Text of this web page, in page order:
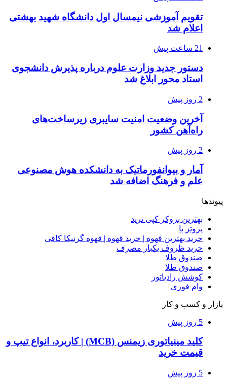
تقویم آموزشی نیمسال اول دانشگاه شهید بهشتی
اعلام شد
21 ساعت پیش
دستور جدید وزارت علوم درباره پذیرش دانشجوی
استاد محور ابلاغ شد
2 روز پیش
آخرین وضعیت امنیت سایبری زیرساخت‌های
راه‌آهن کشور
2 روز پیش
آمار و بیوانفورماتیک به دانشکده هوش مصنوعی
علم و فرهنگ اضافه شد
پیوندها
بهترین بروکر کپی ترید
پروتز پا
خرید بهترین قهوه | خرید قهوه | قهوه گرنیکا کافی
خرید ظروف یکبار مصرف
صندوق طلا
صندوق طلا
کوشش رادیاتور
وام فوری
بازار و کسب و کار
5 روز پیش
کلید مینیاتوری زیمنس (MCB) | کاربرد، انواع تیپ و
قیمت خرید
5 روز پیش